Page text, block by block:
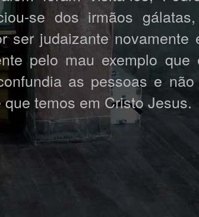
se dos irmãos
ser judaizante novamente
pelo mau exemplo que
as pessoas e
temos em Cristo Jesus.